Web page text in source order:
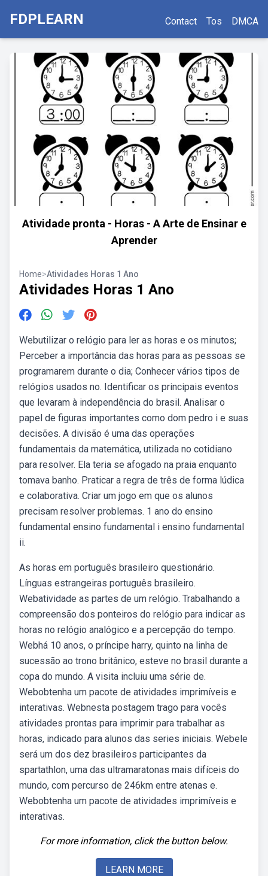
FDPLEARN Contact Tos DMCA
Atividade pronta - Horas - A Arte de Ensinar e
Aprender
Home>Atividades Horas 1 Ano
Atividades Horas 1 Ano
Webutilizar o relógio para ler as horas e os minutos;
Perceber a importância das horas para as pessoas se
programarem durante o dia; Conhecer vários tipos de
relógios usados no. Identificar os principais eventos
que levaram à independência do brasil. Analisar o
papel de figuras importantes como dom pedro i e suas
decisões. A divisão é uma das operações
fundamentais da matemática, utilizada no cotidiano
para resolver. Ela teria se afogado na praia enquanto
tomava banho. Praticar a regra de três de forma lúdica
e colaborativa. Criar um jogo em que os alunos
precisam resolver problemas. 1 ano do ensino
fundamental ensino fundamental i ensino fundamental
ii.
As horas em português brasileiro questionário.
Línguas estrangeiras português brasileiro.
Webatividade as partes de um relógio. Trabalhando a
compreensão dos ponteiros do relógio para indicar as
horas no relógio analógico e a percepção do tempo.
Webhá 10 anos, o príncipe harry, quinto na linha de
sucessão ao trono britânico, esteve no brasil durante a
copa do mundo. A visita incluiu uma série de.
Webobtenha um pacote de atividades imprimíveis e
interativas. Webnesta postagem trago para vocês
atividades prontas para imprimir para trabalhar as
horas, indicado para alunos das series iniciais. Webele
será um dos dez brasileiros participantes da
spartathlon, uma das ultramaratonas mais difíceis do
mundo, com percurso de 246km entre atenas e.
Webobtenha um pacote de atividades imprimíveis e
interativas.
For more information, click the button below.
LEARN MORE